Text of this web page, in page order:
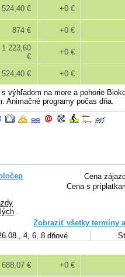
524,40 € +0 €
874 € +0 €
1 223,60
€
+0 €
524,40 € +0 €
výhľadom na more a pohorie
Animačné programy počas dňa.
Cena
Cena s
Zobraziť všetky termíny
4, 6, 8 dňové
688,07 € +0 €